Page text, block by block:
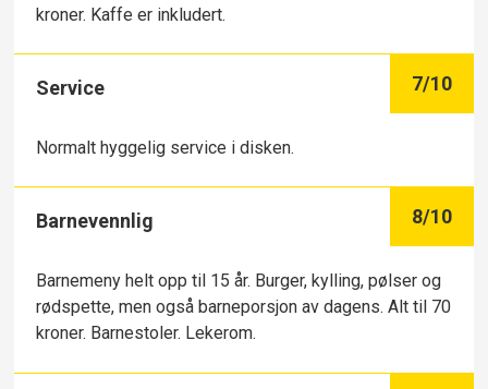
kroner. Kaffe er inkludert.
Service 7/10
Normalt hyggelig service i disken.
Barnevennlig 8/10
Barnemeny helt opp til 15 år. Burger, kylling, pølser og
rødspette, men også barneporsjon av dagens. Alt til 70
kroner. Barnestoler. Lekerom.